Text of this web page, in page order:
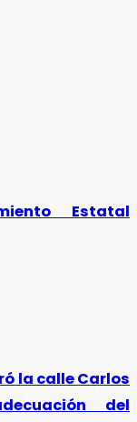
Estatal
la calle Carlos
del